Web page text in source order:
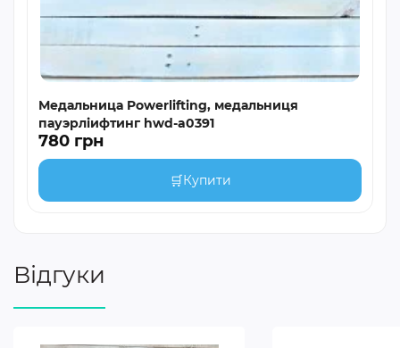
Медальница Powerlifting, медальниця
пауэрліифтинг hwd-a0391
780 грн
🛒Купити
Відгуки